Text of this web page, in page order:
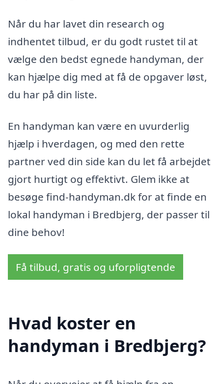
Når du har lavet din research og
indhentet tilbud, er du godt rustet til at
vælge den bedst egnede handyman, der
kan hjælpe dig med at få de opgaver løst,
du har på din liste.
En handyman kan være en uvurderlig
hjælp i hverdagen, og med den rette
partner ved din side kan du let få arbejdet
gjort hurtigt og effektivt. Glem ikke at
besøge find-handyman.dk for at finde en
lokal handyman i Bredbjerg, der passer til
dine behov!
Få tilbud, gratis og uforpligtende
Hvad koster en
handyman i Bredbjerg?